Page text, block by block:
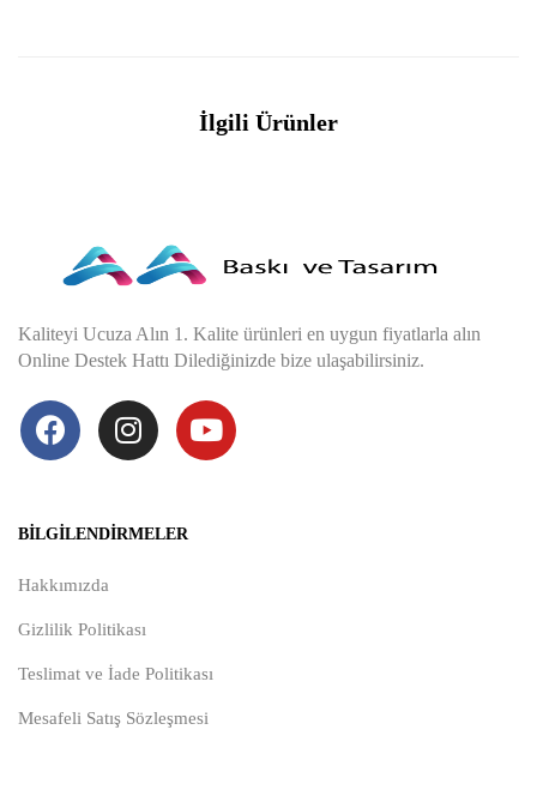
İlgili Ürünler
Kaliteyi Ucuza Alın 1. Kalite ürünleri en uygun fiyatlarla alın
Online Destek Hattı Dilediğinizde bize ulaşabilirsiniz.
BILGILENDIRMELER
Hakkımızda
Gizlilik Politikası
Teslimat ve İade Politikası
Mesafeli Satış Sözleşmesi